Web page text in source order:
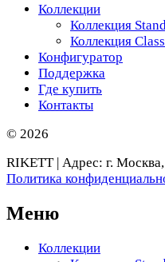
Коллекции
Коллекция
Коллекция
Конфигуратор
Поддержка
Где купить
Контакты
© 2026
RIKETT | Адрес: г.
Политика
Меню
Коллекции